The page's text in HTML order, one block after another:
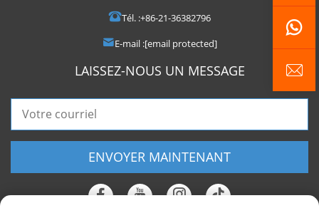
Tél. :+86-21-36382796
E-mail :[email protected]
LAISSEZ-NOUS UN MESSAGE
ENVOYER MAINTENANT